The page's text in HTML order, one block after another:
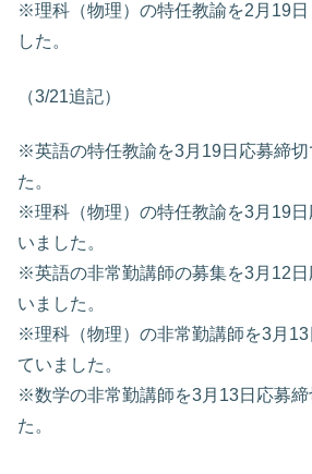
※理科（物理）の特任教諭を2月19日
した。
（3/21追記）
※英語の特任教諭を3月19日応募締切
た。
※理科（物理）の特任教諭を3月19日
いました。
※英語の非常勤講師の募集を3月12日
いました。
※理科（物理）の非常勤講師を3月13
ていました。
※数学の非常勤講師を3月13日応募締
た。